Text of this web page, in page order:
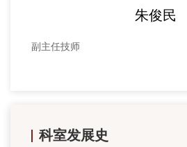
朱俊民
副主任技师
科室发展史